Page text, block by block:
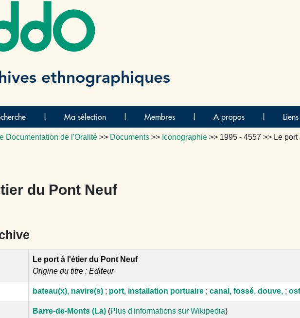
ethnographiques
Ma sélection Membres A propos
Documentation de l'Oralité >> Documents >> Iconographie >> 1995 - 4557 >> Le
du Pont Neuf
Le port à l'étier du Pont Neuf
Origine du titre : Editeur
bateau(x), navire(s) ; port, installation portuaire ; canal, fossé, douve, ;
Barre-de-Monts (La) (Plus d'informations sur Wikipedia)